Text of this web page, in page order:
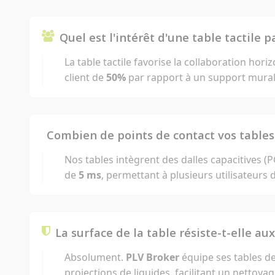
Quel est l'intérêt d'une table tactile
La table tactile favorise la collaboration
client de 50% par rapport à un support
Combien de points de contact vos
Nos tables intègrent des dalles capacitives
de 5 ms, permettant à plusieurs utilisateurs
La surface de la table résiste-t-elle
Absolument. PLV Broker équipe ses tables